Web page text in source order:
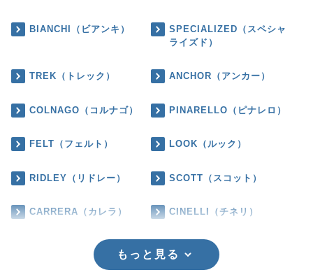
BIANCHI（ビアンキ）
SPECIALIZED（スペシャ
ライズド）
TREK（トレック） ANCHOR（アンカー）
COLNAGO（コルナゴ） PINARELLO（ピナレロ）
FELT（フェルト） LOOK（ルック）
RIDLEY（リドレー） SCOTT（スコット）
CARRERA（カレラ） CINELLI（チネリ）
もっと見る